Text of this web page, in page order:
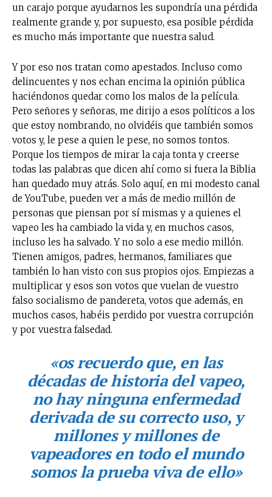
últimas noticias
Suscríbete a nuestro boletín diario y
recibe todas las noticias del vapeo y la
reducción de daños en tu correo
electrónico.
Subscribe to our daily clipping and
receive all the news of vaping and
un carajo porque ayudarnos les supondría una pérdida
realmente grande y, por supuesto, esa posible pérdida
es mucho más importante que nuestra salud.
Y por eso nos tratan como apestados. Incluso como
delincuentes y nos echan encima la opinión pública
haciéndonos quedar como los malos de la película.
Pero señores y señoras, me dirijo a esos políticos a los
que estoy nombrando, no olvidéis que también somos
votos y, le pese a quien le pese, no somos tontos.
Porque los tiempos de mirar la caja tonta y creerse
todas las palabras que dicen ahí como si fuera la Biblia
han quedado muy atrás. Solo aquí, en mi modesto canal
de YouTube, pueden ver a más de medio millón de
personas que piensan por sí mismas y a quienes el
vapeo les ha cambiado la vida y, en muchos casos,
incluso les ha salvado. Y no solo a ese medio millón.
Tienen amigos, padres, hermanos, familiares que
también lo han visto con sus propios ojos. Empiezas a
multiplicar y esos son votos que vuelan de vuestro
falso socialismo de pandereta, votos que además, en
muchos casos, habéis perdido por vuestra corrupción
y por vuestra falsedad.
«os recuerdo que, en las
décadas de historia del vapeo,
no hay ninguna enfermedad
derivada de su correcto uso, y
millones y millones de
vapeadores en todo el mundo
somos la prueba viva de ello»